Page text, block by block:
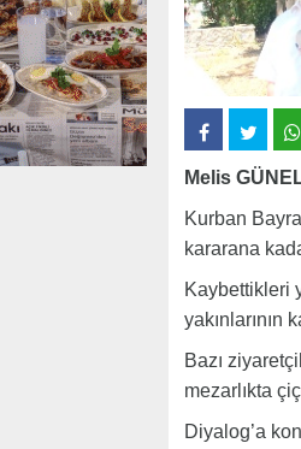
Melis
Kurban
kararana
Kaybettikleri
yakınlarının
Bazı
mezarlıkta
Diyalog’a